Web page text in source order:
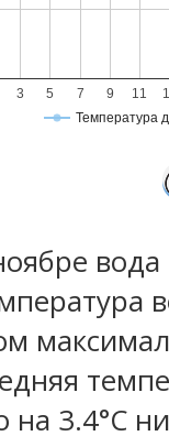
Температура
3 5 7 9 11
на 3.4°C